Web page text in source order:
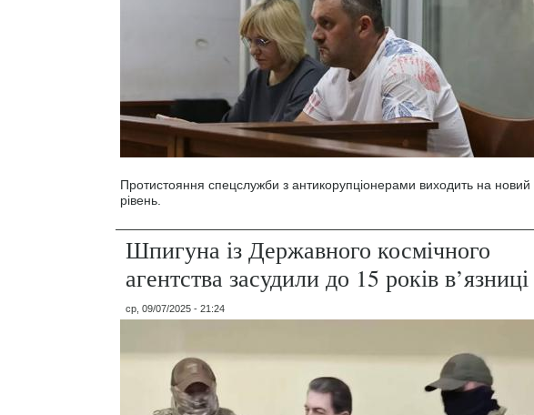
Протистояння спецслужби з антикорупціонерами виходить на новий
рівень.
Шпигуна із Державного космічного
агентства засудили до 15 років в’язниці
ср, 09/07/2025 - 21:24